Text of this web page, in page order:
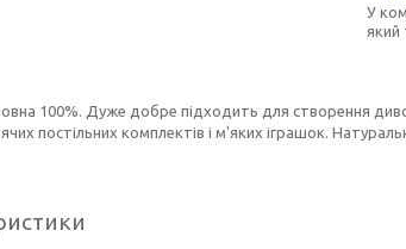
У
який
100%. Дуже добре підходить для створення
постільних комплектів і м'яких іграшок.